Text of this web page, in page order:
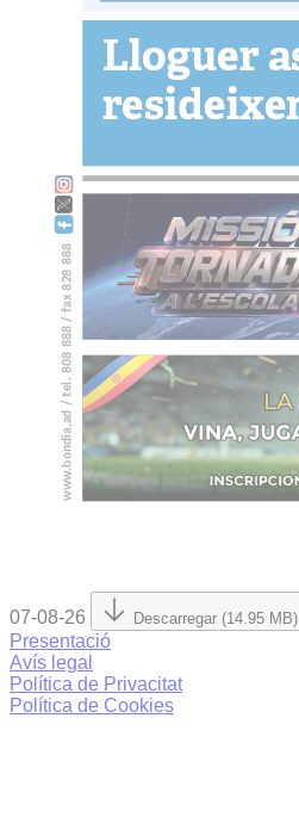
07-08-26 Descarregar (14.95 MB)
Presentació
Avís legal
Política de Privacitat
Política de Cookies